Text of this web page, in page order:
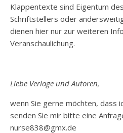
Klappentexte sind Eigentum
Schriftstellers oder
dienen hier nur zur weiteren
Veranschaulichung.
Liebe Verlage und Autoren,
wenn Sie gerne möchten, dass
senden Sie mir bitte eine
nurse838@gmx.de